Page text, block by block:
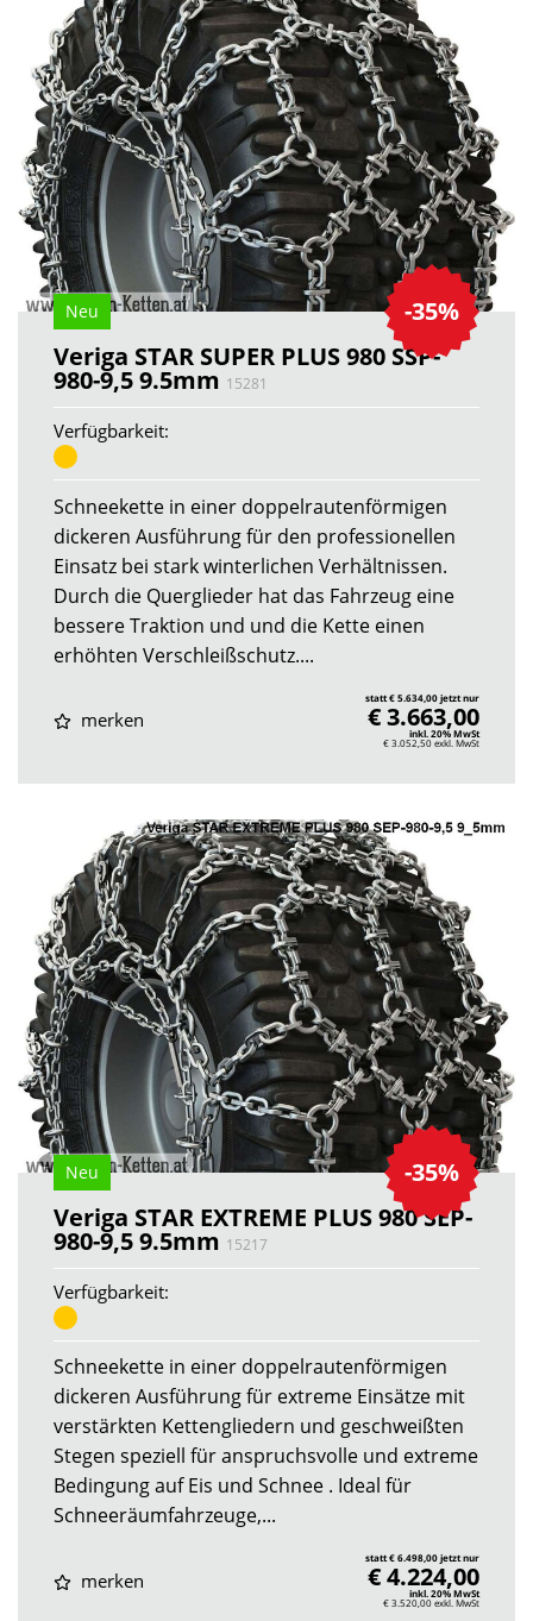
-35%
Neu
Veriga STAR SUPER PLUS 980 SSP-
980-9,5 9.5mm 15281
Verfügbarkeit:
Schneekette in einer doppelrautenförmigen
dickeren Ausführung für den professionellen
Einsatz bei stark winterlichen Verhältnissen.
Durch die Querglieder hat das Fahrzeug eine
bessere Traktion und und die Kette einen
erhöhten Verschleißschutz....
merken
statt € 5.634,00 jetzt nur
€ 3.663,00
inkl. 20% MwSt
€ 3.052,50exkl. MwSt
-35%
Neu
Veriga STAR EXTREME PLUS 980 SEP-
980-9,5 9.5mm 15217
Verfügbarkeit:
Schneekette in einer doppelrautenförmigen
dickeren Ausführung für extreme Einsätze mit
verstärkten Kettengliedern und geschweißten
Stegen speziell für anspruchsvolle und extreme
Bedingung auf Eis und Schnee . Ideal für
Schneeräumfahrzeuge,...
merken
statt € 6.498,00 jetzt nur
€ 4.224,00
inkl. 20% MwSt
€ 3.520,00exkl. MwSt